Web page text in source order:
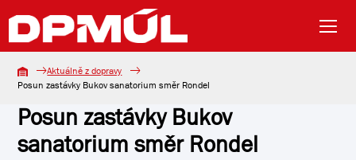
Aktuálně z dopravy
Posun zastávky Bukov sanatorium směr Rondel
Posun zastávky Bukov
sanatorium směr Rondel